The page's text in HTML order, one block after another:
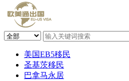
美国EB5移民
圣基茨移民
巴拿马永居